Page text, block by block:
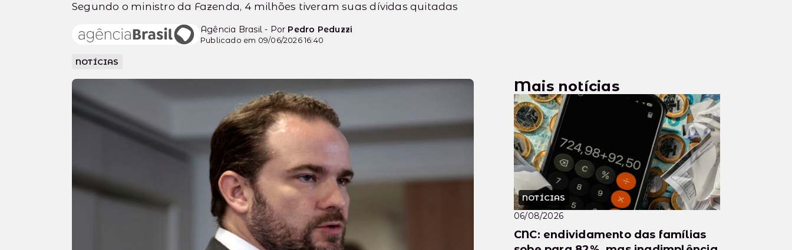
Segundo o ministro da Fazenda, 4 milhões tiveram suas dívidas quitadas
Agência Brasil - Por Pedro Peduzzi
Publicado em 09/06/2026 16:40
NOTÍCIAS
Mais notícias
NOTÍCIAS
06/08/2026
CNC: endividamento das famílias